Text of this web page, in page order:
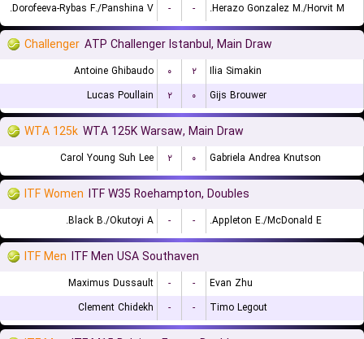
Dorofeeva-Rybas F./Panshina V. - - Herazo Gonzalez M./Horvit M.
Challenger ATP Challenger Istanbul, Main Draw
Antoine Ghibaudo ۰ ۲
Ilia Simakin
Lucas Poullain
۲ ۰ Gijs Brouwer
WTA 125k WTA 125K Warsaw, Main Draw
Carol Young Suh Lee ۲ ۰ Gabriela Andrea Knutson
ITF Women ITF W35 Roehampton, Doubles
Black B./Okutoyi A. - - Appleton E./McDonald E.
ITF Men ITF Men USA Southaven
Maximus Dussault - -
Evan Zhu
Clement Chidekh
- - Timo Legout